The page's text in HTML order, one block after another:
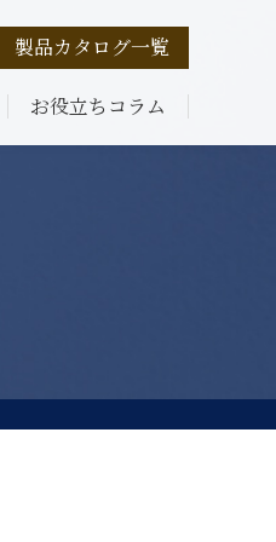
製品カタログ一覧
お役立ちコラム